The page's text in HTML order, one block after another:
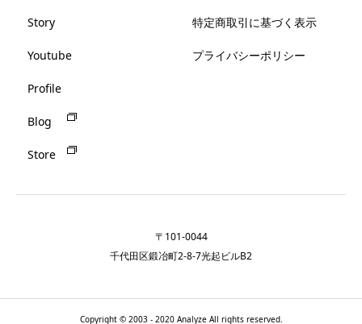
Story
Youtube
Profile
Blog
Store
特定商取引に基づく表示
プライバシーポリシー
〒101-0044
千代田区鍛冶町2-8-7光起ビルB2
Copyright © 2003 - 2020 Analyze All rights reserved.